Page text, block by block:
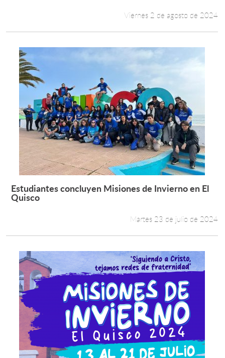
Viernes 2 de agosto de 2024
Leer más +
Estudiantes concluyen Misiones de Invierno en El
Quisco
Martes 23 de julio de 2024